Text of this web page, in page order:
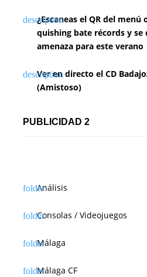
¿Escaneas el QR del menú
quishing bate récords y se
amenaza para este verano
Ver en directo el CD
(Amistoso)
PUBLICIDAD 2
Análisis
Consolas / Videojuegos
Málaga
Málaga CF